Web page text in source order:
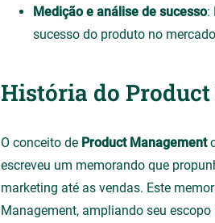
Medição e análise de sucesso:
sucesso do produto no
História do
O conceito de Product Management
escreveu um memorando que
marketing até as vendas. Este
Management, ampliando seu